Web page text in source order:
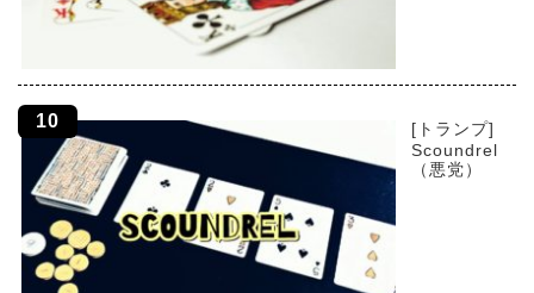
[トランプ]
Scoundrel
（悪党）